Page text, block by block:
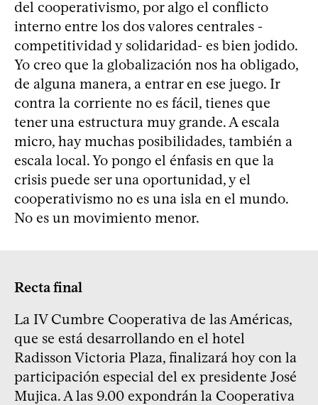
del cooperativismo, por algo el conflicto
interno entre los dos valores centrales -
competitividad y solidaridad- es bien jodido.
Yo creo que la globalización nos ha obligado,
de alguna manera, a entrar en ese juego. Ir
contra la corriente no es fácil, tienes que
tener una estructura muy grande. A escala
micro, hay muchas posibilidades, también a
escala local. Yo pongo el énfasis en que la
crisis puede ser una oportunidad, y el
cooperativismo no es una isla en el mundo.
No es un movimiento menor.
Recta final
La IV Cumbre Cooperativa de las Américas,
que se está desarrollando en el hotel
Radisson Victoria Plaza, finalizará hoy con la
participación especial del ex presidente José
Mujica. A las 9.00 expondrán la Cooperativa